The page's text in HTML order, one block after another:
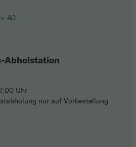
AG
Abholstation
Uhr
nur auf Vorbestellung